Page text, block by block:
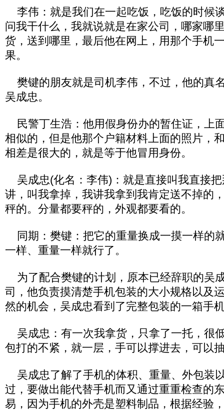
李伟：就是我们在一起吃饭，吃饭的时候
问我干什么，我就说就是在家公司，哪家哪
货，送到哪里，最后他在网上，用那个手机
果。
樊键的朋友就是司机李伟，不过，他的真
吴成忠。
民警丁生浩：他用假身份办的暂住证，上
相似的，但是他那个户籍材料上面的照片，
相差是很大的，就是等于他冒用身份。
吴成忠(化名：李伟)：就是直接叫我直接
讲，叫我拿掉，我讲我拿到我肯定送不掉的
秤的。分量都要秤的，外观都要看的。
同期：樊键：把它的重量换成一摸一样的
一样、重量一样就行了。
为了配合樊键的计划，原本已经辞职的吴
司，他负责摸清楚手机包装的大小规格以及
然的机会，吴成忠看到了完整包装的一箱手
吴成忠：有一次我拿货，只拿了一托，很
包打的不紧，就一层，手可以撑进去，可以
吴成忠了解了手机的体积、重量、外包装
过，要做出能代替手机而又通过重重检查的
易，因为手机的外壳是塑料制品，根据经验